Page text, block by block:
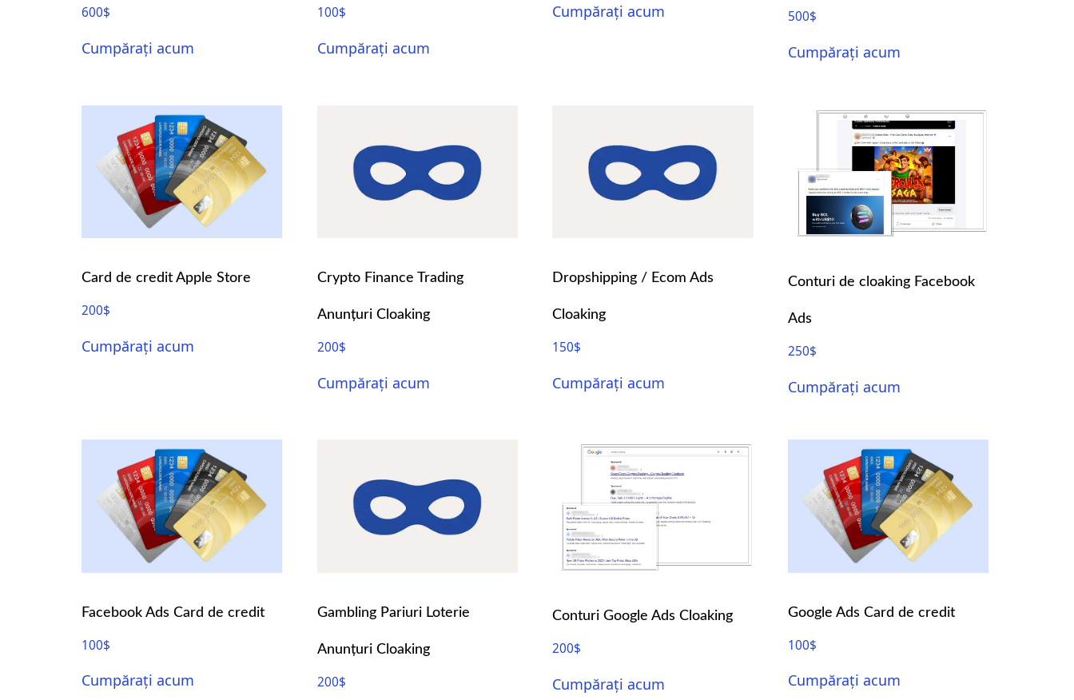
600$
Cumpărați acum
100$
Cumpărați acum
Cumpărați acum 500$
Cumpărați acum
Card de credit Apple Store
200$
Cumpărați acum
Crypto Finance Trading
Anunțuri Cloaking
200$
Cumpărați acum
Dropshipping / Ecom Ads
Cloaking
150$
Cumpărați acum
Conturi de cloaking Facebook
Ads
250$
Cumpărați acum
Facebook Ads Card de credit
100$
Cumpărați acum
Gambling Pariuri Loterie
Anunțuri Cloaking
200$
Conturi Google Ads Cloaking
200$
Cumpărați acum
Google Ads Card de credit
100$
Cumpărați acum